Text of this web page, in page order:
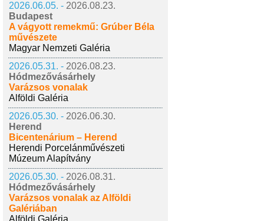
2026.06.05. - 2026.08.23.
Budapest
A vágyott remekmű: Grúber Béla
művészete
Magyar Nemzeti Galéria
2026.05.31. - 2026.08.23.
Hódmezővásárhely
Varázsos vonalak
Alföldi Galéria
2026.05.30. - 2026.06.30.
Herend
Bicentenárium – Herend
Herendi Porcelánművészeti
Múzeum Alapítvány
2026.05.30. - 2026.08.31.
Hódmezővásárhely
Varázsos vonalak az Alföldi
Galériában
Alföldi Galéria